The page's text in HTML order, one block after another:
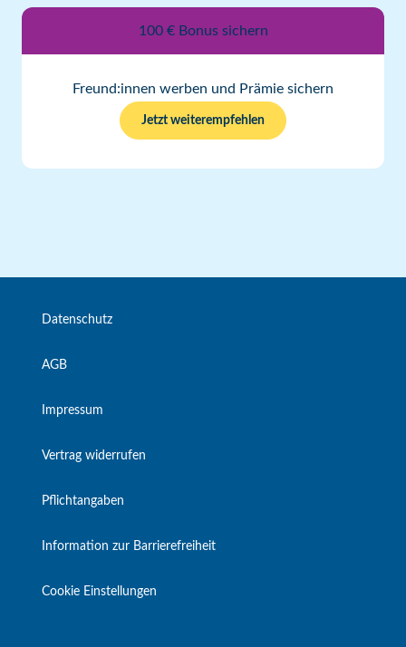
100 € Bonus sichern
Freund:innen werben und Prämie sichern
Jetzt weiterempfehlen
Datenschutz
AGB
Impressum
Vertrag widerrufen
Pflichtangaben
Information zur Barrierefreiheit
Cookie Einstellungen